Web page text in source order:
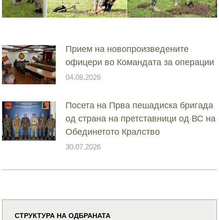
Прием на новопроизведените
офицери во Командата за операции
04.08.2026
Посета на Прва пешадиска бригада
од страна на претставници од ВС на
Обединетото Кралство
30.07.2026
СТРУКТУРА НА ОДБРАНАТА